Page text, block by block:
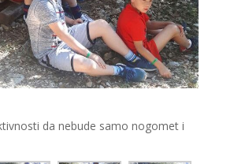
da nebude samo nogomet i